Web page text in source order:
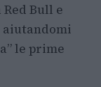
Bull e
le prime